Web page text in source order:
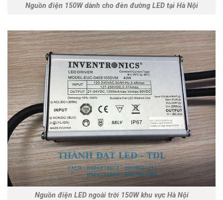
Nguồn điện 150W dành cho đèn đường LED tại Hà Nội
Nguồn điện LED ngoài trời 150W khu vực Hà Nội